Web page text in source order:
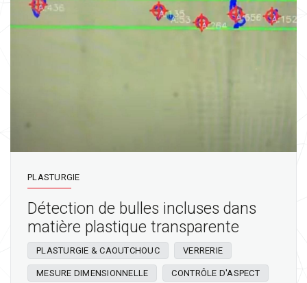
PLASTURGIE
Détection de bulles incluses dans
matière plastique transparente
PLASTURGIE & CAOUTCHOUC VERRERIE
MESURE DIMENSIONNELLE CONTRÔLE D'ASPECT